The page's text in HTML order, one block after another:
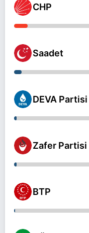
CHP
Saadet
DEVA Partisi
Zafer Partisi
BTP